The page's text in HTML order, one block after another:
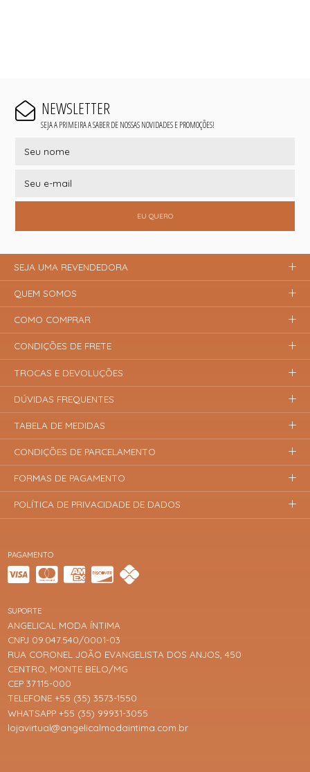
NEWSLETTER
SEJA A PRIMEIRA A SABER DE NOSSAS NOVIDADES E PROMOÇÕES!
EU QUERO
PAGAMENTO
SUPORTE
ANGELICAL MODA ÍNTIMA
CNPJ 09.047.540/0001-03
RUA CORONEL JOÃO EVANGELISTA DOS ANJOS, 450
CENTRO, MONTE BELO/MG
CEP 37115-000
TELEFONE +55 (35) 3573-1550
WHATSAPP +55 (35) 99931-3055
lojavirtual@angelicalmodaintima.com.br
SEJA UMA REVENDEDORA
QUEM SOMOS
COMO COMPRAR
CONDIÇÕES DE FRETE
TROCAS E DEVOLUÇÕES
DÚVIDAS FREQUENTES
TABELA DE MEDIDAS
CONDIÇÕES DE PARCELAMENTO
FORMAS DE PAGAMENTO
POLÍTICA DE PRIVACIDADE DE DADOS